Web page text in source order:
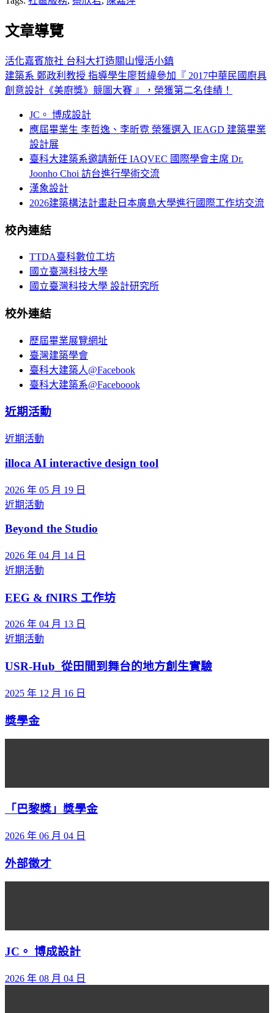
文章導覽
活化嘉賓旅社 台科大打造關山慢活小鎮
建築系 鄭政利教授 指導學生廖哲緯參加『 2017中華民國廚具
創意設計《美廚獎》競圖大賽 』，榮獲第二名佳績！
JC。 博成設計
應屆畢業生 李哲逸、李昕霓 榮獲選入 IEAGD 建築畢業
設計展
臺科大建築系邀請新任 IAQVEC 國際學會主席 Dr.
Joonho Choi 訪台進行學術交流
漢象設計
2026建築構法計畫赴日本廣島大學進行國際工作坊交流
校內連結
TTDA臺科數位工坊
國立臺灣科技大學
國立臺灣科技大學 設計研究所
校外連結
歷屆畢業展覽網址
臺灣建築學會
臺科大建築人@Facebook
臺科大建築系@Faceboook
近期活動
近期活動
illoca AI interactive design tool
2026 年 05 月 19 日
近期活動
Beyond the Studio
2026 年 04 月 14 日
近期活動
EEG & fNIRS 工作坊
2026 年 04 月 13 日
近期活動
USR-Hub_從田間到舞台的地方創生實驗
2025 年 12 月 16 日
獎學金
「巴黎獎」獎學金
2026 年 06 月 04 日
外部徵才
JC。 博成設計
2026 年 08 月 04 日